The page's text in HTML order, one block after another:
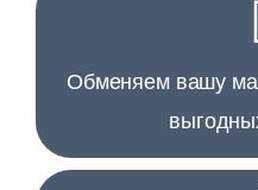
Обменяем вашу